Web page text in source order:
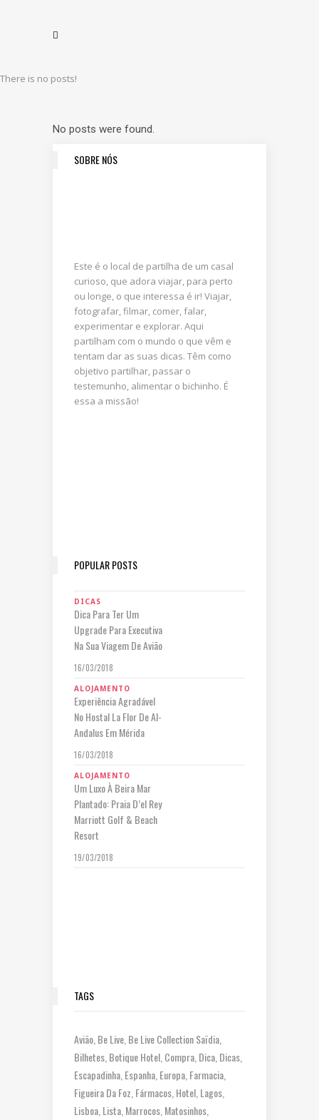
There is no posts!
No posts were found.
SOBRE NÓS
Este é o local de partilha de um casal
curioso, que adora viajar, para perto
ou longe, o que interessa é ir! Viajar,
fotografar, filmar, comer, falar,
experimentar e explorar. Aqui
partilham com o mundo o que vêm e
tentam dar as suas dicas. Têm como
objetivo partilhar, passar o
testemunho, alimentar o bichinho. É
essa a missão!
POPULAR POSTS
DICAS
Dica Para Ter Um
Upgrade Para Executiva
Na Sua Viagem De Avião
16/03/2018
ALOJAMENTO
Experiência Agradável
No Hostal La Flor De Al-
Andalus Em Mérida
16/03/2018
ALOJAMENTO
Um Luxo À Beira Mar
Plantado: Praia D’el Rey
Marriott Golf & Beach
Resort
19/03/2018
TAGS
Avião Be Live Be Live Collection Saïdia
Bilhetes Botique Hotel Compra Dica Dicas
Escapadinha Espanha Europa Farmacia
Figueira Da Foz Fármacos Hotel Lagos
Lisboa Lista Marrocos Matosinhos